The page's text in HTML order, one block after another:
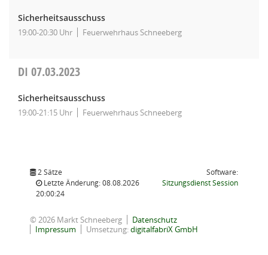
Sicherheitsausschuss
19:00-20:30 Uhr Feuerwehrhaus Schneeberg
DI 07.03.2023
Sicherheitsausschuss
19:00-21:15 Uhr Feuerwehrhaus Schneeberg
2 Sätze
Letzte Änderung: 08.08.2026
20:00:24
Software:
SitzungsdienstSession(Wird in
© 2026 Markt Schneeberg
Datenschutz
Impressum
Umsetzung:digitalfabriX GmbH